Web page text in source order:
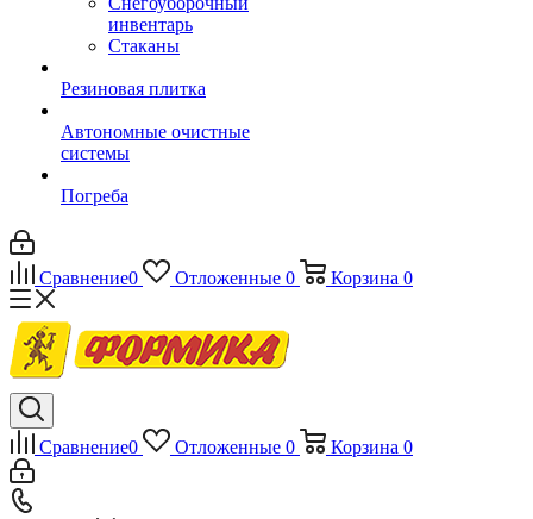
инвентарь
Стаканы
Резиновая плитка
Автономные очистные
системы
Погреба
Сравнение0 Отложенные 0 Корзина 0
Сравнение0 Отложенные 0 Корзина 0